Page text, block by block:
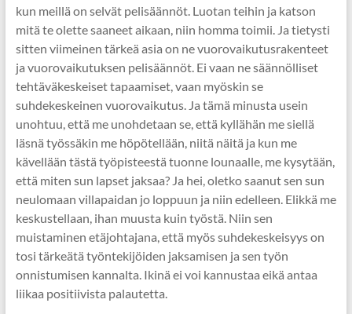
kun meillä on selvät pelisäännöt. Luotan teihin ja katson
mitä te olette saaneet aikaan, niin homma toimii. Ja tietysti
sitten viimeinen tärkeä asia on ne vuorovaikutusrakenteet
ja vuorovaikutuksen pelisäännöt. Ei vaan ne säännölliset
tehtäväkeskeiset tapaamiset, vaan myöskin se
suhdekeskeinen vuorovaikutus. Ja tämä minusta usein
unohtuu, että me unohdetaan se, että kyllähän me siellä
läsnä työssäkin me höpötellään, niitä näitä ja kun me
kävellään tästä työpisteestä tuonne lounaalle, me kysytään,
että miten sun lapset jaksaa? Ja hei, oletko saanut sen sun
neulomaan villapaidan jo loppuun ja niin edelleen. Elikkä me
keskustellaan, ihan muusta kuin työstä. Niin sen
muistaminen etäjohtajana, että myös suhdekeskeisyys on
tosi tärkeätä työntekijöiden jaksamisen ja sen työn
onnistumisen kannalta. Ikinä ei voi kannustaa eikä antaa
liikaa positiivista palautetta.